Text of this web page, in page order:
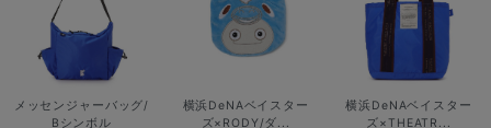
メッセンジャーバッグ/
Bシンボル
横浜DeNAベイスター
ズ×RODY/ダ...
横浜DeNAベイスター
ズ×THEATR...